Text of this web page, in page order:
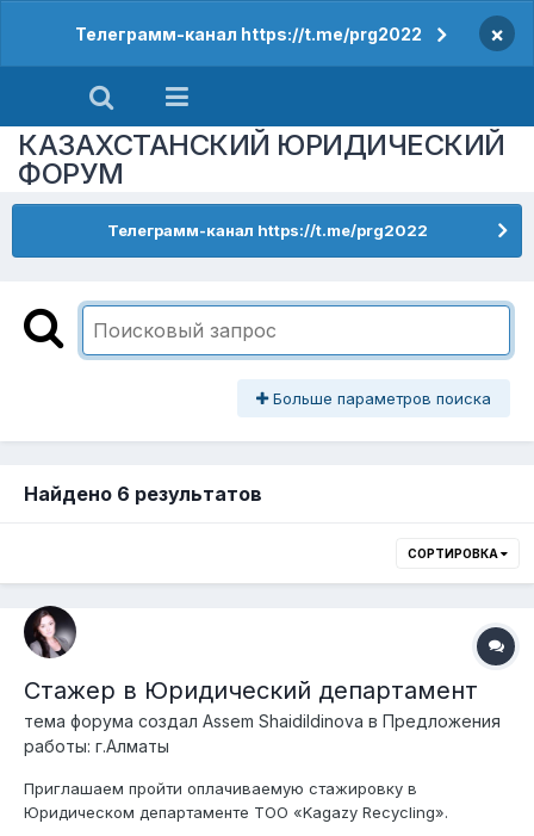
Телеграмм-канал https://t.me/prg2022 ×
КАЗАХСТАНСКИЙ ЮРИДИЧЕСКИЙ
ФОРУМ
Телеграмм-канал https://t.me/prg2022
Больше параметров поиска
Найдено 6 результатов
СОРТИРОВКА
Стажер в Юридический департамент
тема форума создал Assem Shaidildinova в Предложения
работы: г.Алматы
Приглашаем пройти оплачиваемую стажировку в
Юридическом департаменте ТОО «Kagazy Recycling».